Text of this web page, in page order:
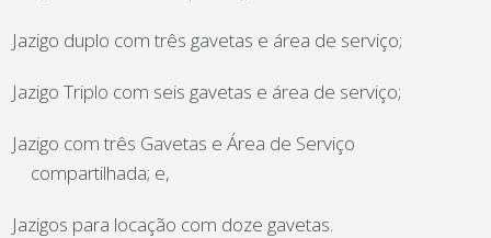
Jazigo duplo com três gavetas e área de serviço;
Jazigo Triplo com seis gavetas e área de serviço;
Jazigo com três Gavetas e Área de Serviço
compartilhada; e,
Jazigos para locação com doze gavetas.